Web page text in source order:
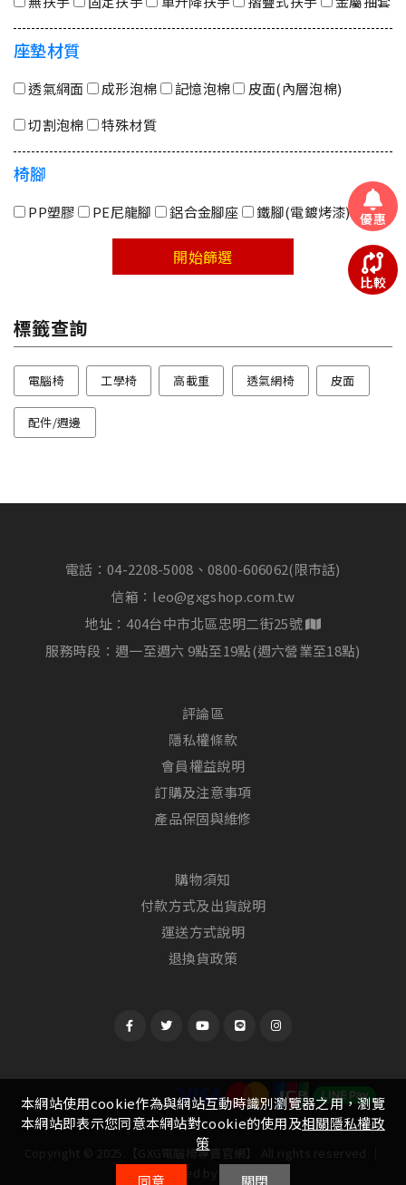
座墊材質
透氣網面 成形泡棉 記憶泡棉
皮面(內層泡棉)
切割泡棉
特殊材質
椅腳
PP塑膠 PE尼龍腳 鋁合金腳座 鐵腳(電鍍烤漆)
開始篩選
標籤查詢
電腦椅 工學椅 高載重 透氣網椅 皮面
配件/週邊
電話：04-2208-5008、0800-606062(限市話)
信箱： leo@gxgshop.com.tw
地址：404台中市北區忠明二街25號
服務時段：週一至週六 9點至19點(週六營業至18點)
評論區
隱私權條款
會員權益說明
訂購及注意事項
產品保固與維修
購物須知
付款方式及出貨說明
運送方式說明
退換貨政策
Copyright © 2025.【GXG電腦椅專賣官網】 All rights reserved.│
Designed by
Witting
優惠
比較
本網站使用cookie作為與網站互動時識別瀏覽器之用，瀏覽
本網站即表示您同意本網站對cookie的使用及相關隱私權政
策
同意
關閉